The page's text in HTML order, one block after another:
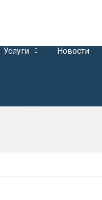
Услуги Новости